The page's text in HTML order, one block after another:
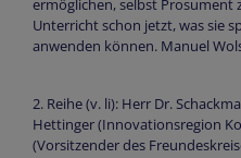
ermöglichen, selbst Prosument
Unterricht schon jetzt, was sie
anwenden können. Manuel
2. Reihe (v. li): Herr Dr.
Hettinger (Innovationsregion
(Vorsitzender des